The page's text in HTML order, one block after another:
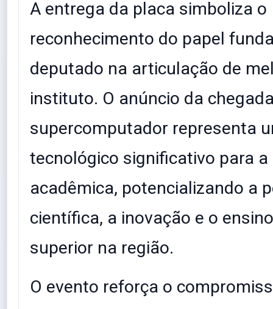
​A entrega da placa simboliza o
reconhecimento do papel
deputado na articulação de
instituto. O anúncio da
supercomputador representa
tecnológico significativo para
acadêmica, potencializando a
científica, a inovação e o
superior na região.
​O evento reforça o